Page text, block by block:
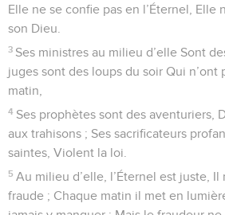
Elle ne se confie pas en l’Éternel, Elle
son Dieu.
3 Ses ministres au milieu d’elle Sont
juges sont des loups du soir Qui n’ont
matin,
4 Ses prophètes sont des aventuriers,
aux trahisons ; Ses sacrificateurs
saintes, Violent la loi.
5 Au milieu d’elle, l’Éternel est juste,
fraude ; Chaque matin il met en